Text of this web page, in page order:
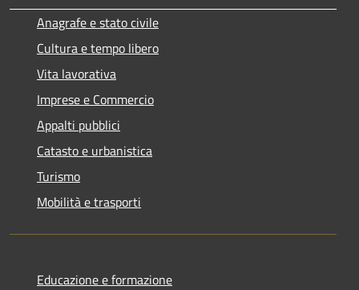
Anagrafe e stato civile
Cultura e tempo libero
Vita lavorativa
Imprese e Commercio
Appalti pubblici
Catasto e urbanistica
Turismo
Mobilità e trasporti
Educazione e formazione